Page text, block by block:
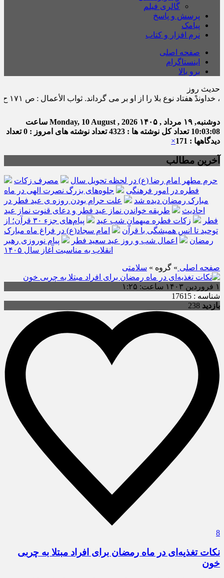
گالری فیلم
پرسش و پاسخ
پیامک
نرم افزار و کتاب
صفحه اصلی
اینستاگرام
برو بالا
حدیث روز
دوشنبه, ۱۹ مرداد , ۱۴۰۵ Monday, 10 August , 2026 ساعت
10:03:08 تعداد کل نوشته ها : 4323 تعداد نوشته های امروز : 0
تعداد
دیدگاهها : 171
×
آخرین مطالب
حرم مطهر امام رضا (ع) در لحظه تحویل سال
مصرف زکات
فطره در امور فرهنگی
جلوه‌های بزرگ نصرت الهی در ماه
مبارک رمضان دیده شد
علت حرام بودن روزه ی عید فطر در
احادیث
طریقه خواندن نماز عید فطر و دعای قنوت نماز عید
فطر
زکات فطره میهمانِ شب عید
پیام‌های جزء ۳۰ قرآن؛ از
توحید تا انس همیشگی با قرآن
امام سجاد(ع) در فراغ ماه مبارک
رمضان
اعمال شب و روز عید سعید فطر
پیام نوروزی رهبر
انقلاب به مناسبت آغاز سال ۱۴۰۵
صفحه اصلی » گروه » سلامتی
۱ فروردین ۱۴۰۳ ساعت: ۱:۲۵
شناسه : 17615
بازدید 238
8
نکات تغذیه‌ای در ماه رمضان برای افراد مبتلا به چربی
خون